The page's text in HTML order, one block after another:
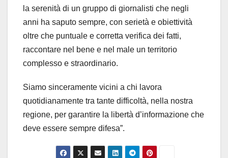
la serenità di un gruppo di giornalisti che negli
anni ha saputo sempre, con serietà e obiettività
oltre che puntuale e corretta verifica dei fatti,
raccontare nel bene e nel male un territorio
complesso e straordinario.
Siamo sinceramente vicini a chi lavora
quotidianamente tra tante difficoltà, nella nostra
regione, per garantire la libertà d’informazione che
deve essere sempre difesa”.